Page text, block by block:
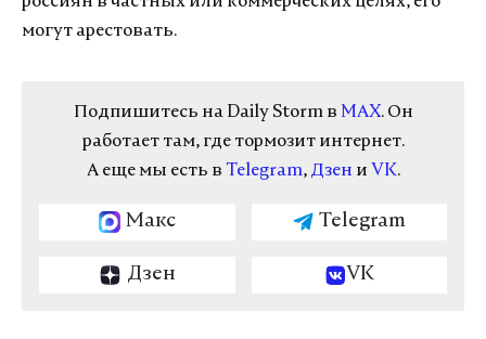
могут арестовать.
Подпишитесь на Daily Storm в MAX. Он
работает там, где тормозит интернет.
А еще мы есть в Telegram, Дзен и VK.
Макс Telegram
Дзен VK